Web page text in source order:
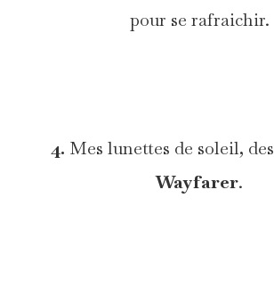
pour se rafraichir.
4. Mes lunettes de soleil, des
Wayfarer.